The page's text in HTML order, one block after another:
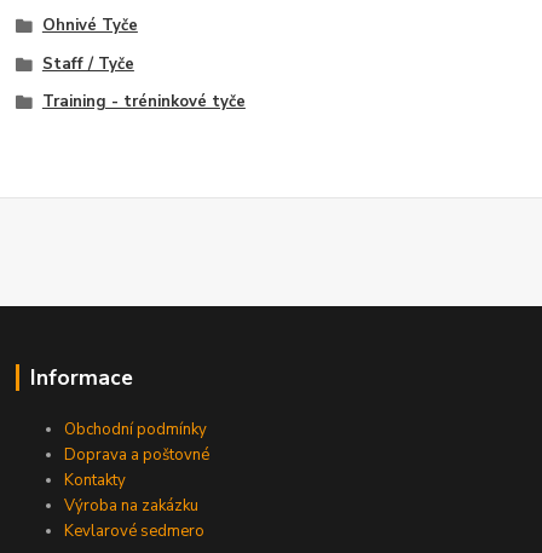
Ohnivé Tyče
Staff / Tyče
Training - tréninkové tyče
Informace
Obchodní podmínky
Doprava a poštovné
Kontakty
Výroba na zakázku
Kevlarové sedmero